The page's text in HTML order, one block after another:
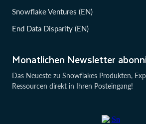
Monatlichen Newsletter
Das Neueste zu Snowflakes Produkten,
Ressourcen direkt in Ihren Posteingang!
Snowflake Ventures (EN)
End Data Disparity (EN)